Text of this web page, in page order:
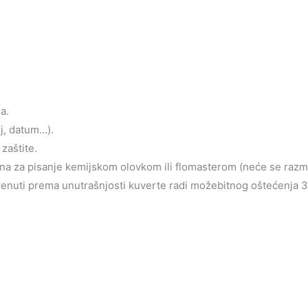
datum…).
za pisanje kemijskom olovkom ili flomasterom (neće se
prema unutrašnjosti kuverte radi možebitnog oštećenja